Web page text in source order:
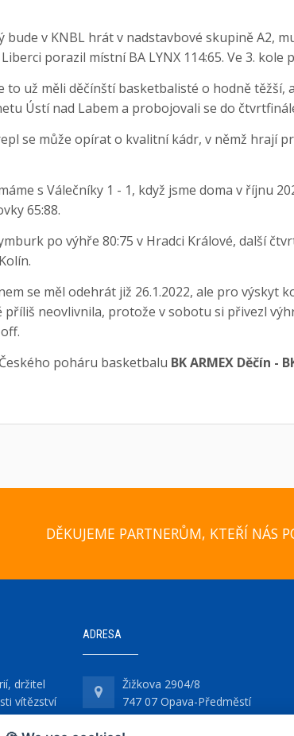
bude v KNBL hrát v nadstavbové skupině A2,
porazil místní BA LYNX 114:65. Ve 3.
to už měli děčínští basketbalisté o hodně těžší,
Ústí nad Labem a probojovali se do
se může opírat o kvalitní kádr, v němž hrají
s Válečníky 1 - 1, když jsme doma v říjnu
65:88.
po výhře 80:75 v Hradci Králové, další
se měl odehrát již 26.1.2022, ale pro
neovlivnila, protože v sobotu si přivezl
poháru basketbalu BK ARMEX Děčín -
DĚKUJEME PARTNERŮM, KTEŘÍ NÁS
držitel
vítězství
ADRESA
Žižkova 2904/8
747 07 Opava-Předměstí